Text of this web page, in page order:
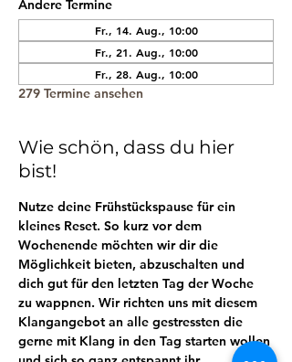
Andere Termine
Fr., 14. Aug., 10:00
Fr., 21. Aug., 10:00
Fr., 28. Aug., 10:00
279 Termine ansehen
Wie schön, dass du hier
bist!
Nutze deine Frühstückspause für ein
kleines Reset. So kurz vor dem
Wochenende möchten wir dir die
Möglichkeit bieten, abzuschalten und
dich gut für den letzten Tag der Woche
zu wappnen. Wir richten uns mit diesem
Klangangebot an alle gestressten die
gerne mit Klang in den Tag starten wollen